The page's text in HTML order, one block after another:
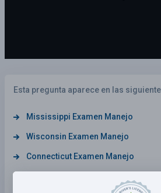
Esta pregunta aparece en las
Mississippi Examen Manejo
Wisconsin Examen Manejo
Connecticut Examen Manejo